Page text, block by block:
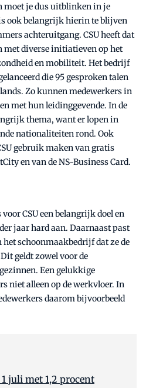
moet je dus uitblinken in je
ook belangrijk hierin te blijven
achteruitgang. CSU heeft dat
met diverse initiatieven op het
en mobiliteit. Het bedrijf
die 95 gesproken talen
Zo kunnen medewerkers in
met hun leidinggevende. In de
thema, want er lopen in
nationaliteiten rond. Ook
gebruik maken van gratis
en van de NS-Business Card.
CSU een belangrijk doel en
jaar hard aan. Daarnaast past
het schoonmaakbedrijf dat ze de
geldt zowel voor de
Een gelukkige
niet alleen op de werkvloer. In
daarom bijvoorbeeld
juli met 1,2 procent